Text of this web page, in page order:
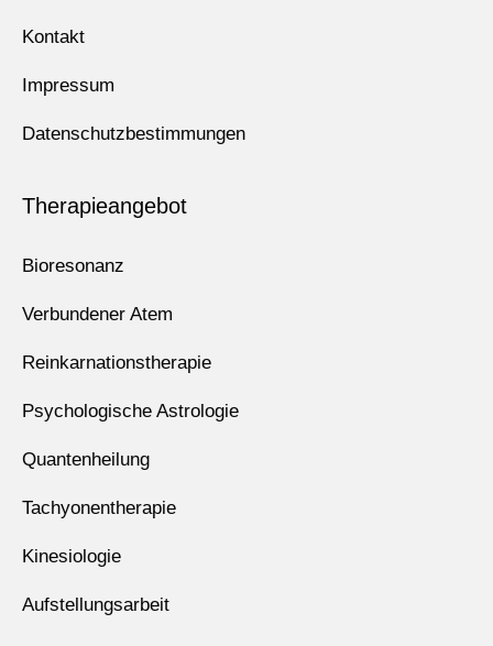
Kontakt
Impressum
Datenschutzbestimmungen
Therapieangebot
Bioresonanz
Verbundener Atem
Reinkarnationstherapie
Psychologische Astrologie
Quantenheilung
Tachyonentherapie
Kinesiologie
Aufstellungsarbeit